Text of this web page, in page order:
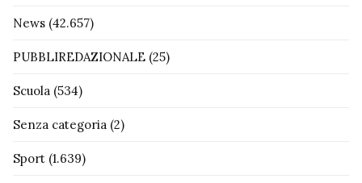
News (42.657)
PUBBLIREDAZIONALE (25)
Scuola (534)
Senza categoria (2)
Sport (1.639)